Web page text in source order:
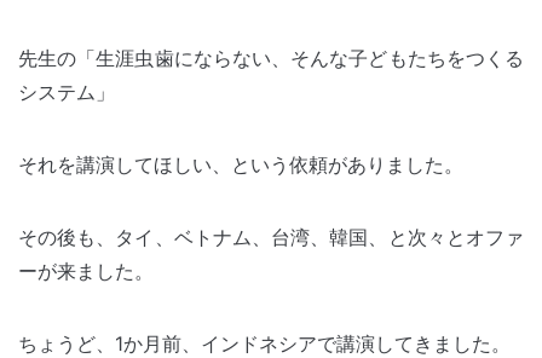
先生の「生涯虫歯にならない、そんな子どもたちをつくる
システム」
それを講演してほしい、という依頼がありました。
その後も、タイ、ベトナム、台湾、韓国、と次々とオファ
ーが来ました。
ちょうど、1か月前、インドネシアで講演してきました。